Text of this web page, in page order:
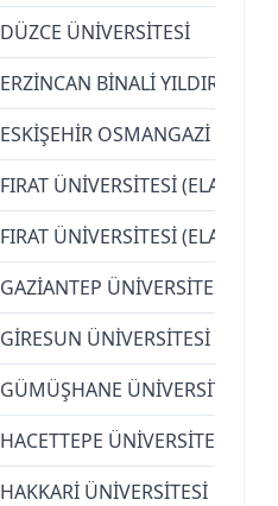
DÜZCE ÜNİVERSİTESİ
ERZİNCAN BİNALİ YILDIRIM
ESKİŞEHİR OSMANGAZİ
FIRAT ÜNİVERSİTESİ (ELAZIĞ)
FIRAT ÜNİVERSİTESİ (ELAZIĞ)
GAZİANTEP ÜNİVERSİTESİ
GİRESUN ÜNİVERSİTESİ
GÜMÜŞHANE ÜNİVERSİTESİ
HACETTEPE ÜNİVERSİTESİ
HAKKARİ ÜNİVERSİTESİ